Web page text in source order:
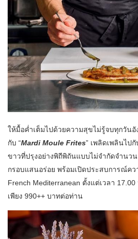
ให้มื้อค่ำเต็มไปด้วยความสุขไม่รู้จบทุกวันอั
กับ “Mardi Moule Frites” เพลิดเพลินไป
ขาวที่ปรุงอย่างพิถีพิถันแบบไม่จำกัดจำนว
กรอบแสนอร่อย พร้อมเปิดประสบการณ์ค
French Mediterranean ตั้งแต่เวลา
เพียง 990++ บาทต่อท่าน